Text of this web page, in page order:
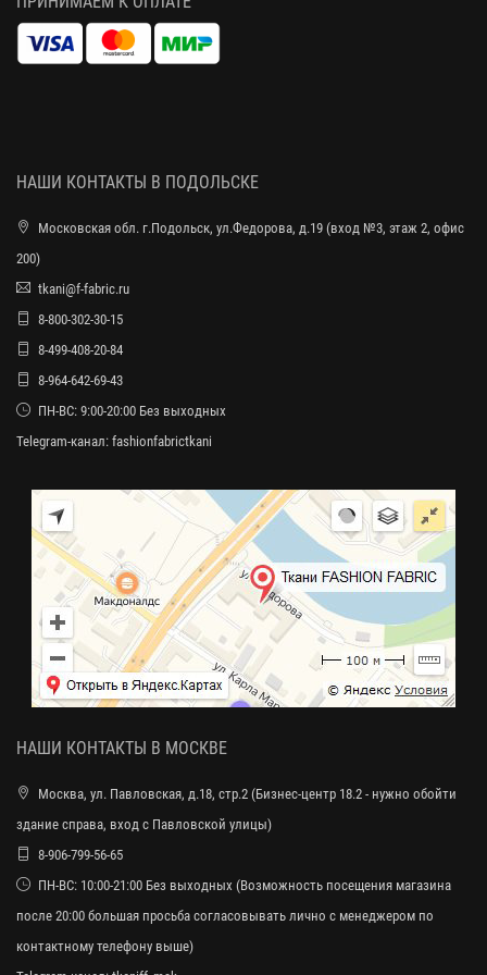
НАШИ КОНТАКТЫ В ПОДОЛЬСКЕ
Московская обл. г.Подольск, ул.Федорова, д.19 (вход №3, этаж 2, офис
200)
tkani@f-fabric.ru
8-800-302-30-15
8-499-408-20-84
8-964-642-69-43
ПН-ВС: 9:00-20:00 Без выходных
Telegram-канал: fashionfabrictkani
НАШИ КОНТАКТЫ В МОСКВЕ
Москва, ул. Павловская, д.18, стр.2 (Бизнес-центр 18.2 - нужно обойти
здание справа, вход с Павловской улицы)
8-906-799-56-65
ПН-ВС: 10:00-21:00 Без выходных (Возможность посещения магазина
после 20:00 большая просьба согласовывать лично с менеджером по
контактному телефону выше)